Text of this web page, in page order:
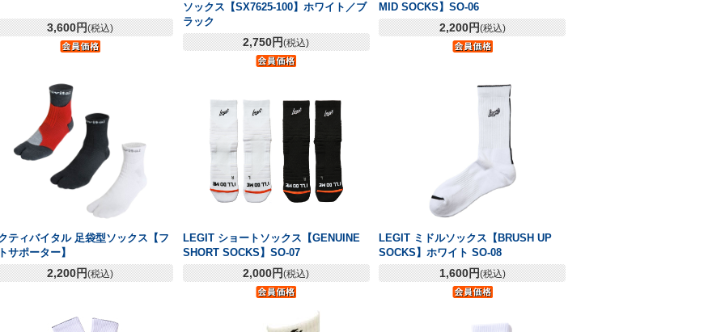
3,600円(税込)
ソックス【SX7625-100】ホワイト／ブ
ラック
2,750円(税込)
MID SOCKS】SO-06
2,200円(税込)
ティバイタル 足袋型ソックス【フ
サポーター】
2,200円(税込)
LEGIT ショートソックス【GENUINE
SHORT SOCKS】SO-07
2,000円(税込)
LEGIT ミドルソックス【BRUSH UP
SOCKS】ホワイト SO-08
1,600円(税込)